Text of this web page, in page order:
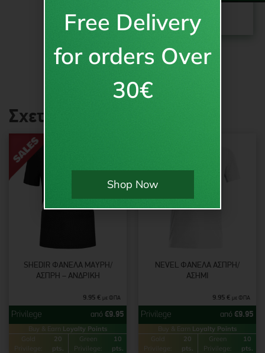
Σχετικά προϊόντα
SHEDIR ΦΑΝΈΛΑ ΜΑΎΡΗ/
ΆΣΠΡΗ – ΑΝΔΡΙΚΉ
9.95 € με ΦΠΑ
από €9.95
Buy & Earn Loyalty Points
Gold
Privilege:
20
pts.
Green
Privilege:
10
pts.
NEVEL ΦΑΝΈΛΑ ΆΣΠΡΗ/
ΑΣΗΜΊ
9.95 € με ΦΠΑ
από €9.95
Buy & Earn Loyalty Points
Gold
Privilege:
20
pts.
Green
Privilege:
10
pts.
Free Delivery
for orders Over
30€
Shop Now